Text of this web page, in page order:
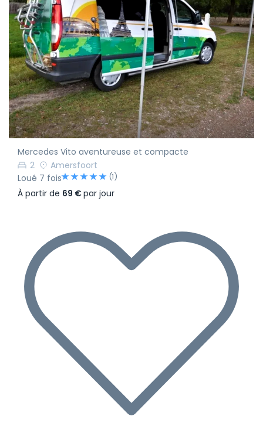
Mercedes Vito aventureuse et compacte
2
Amersfoort
Loué 7 fois
(1)
À partir de 69 €par jour